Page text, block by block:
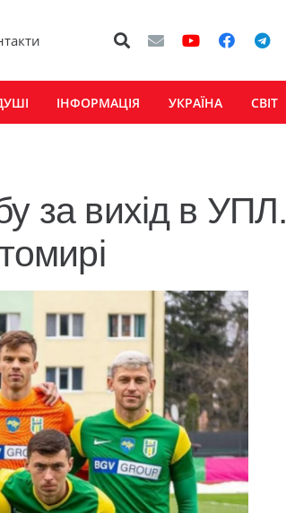
ІНФОРМАЦІЯ УКРАЇНА СВІТ
за вихід в УПЛ.